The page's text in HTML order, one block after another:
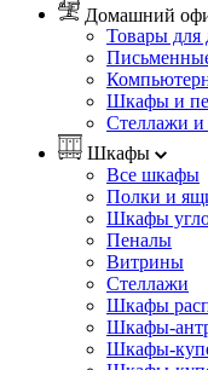
Домашний
Товары для
Шкафы и
Стеллажи и
Шкафы
Все шкафы
Полки и
Шкафы
Пеналы
Витрины
Стеллажи
Шкафы
Шкафы-
Шкафы-